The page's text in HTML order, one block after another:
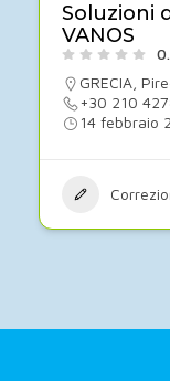
Soluzioni
VANOS
GRECIA
+30 210
14 febbraio